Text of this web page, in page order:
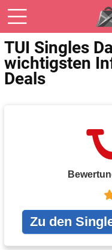
TUI Singles
wichtigsten
Deals
Zu den